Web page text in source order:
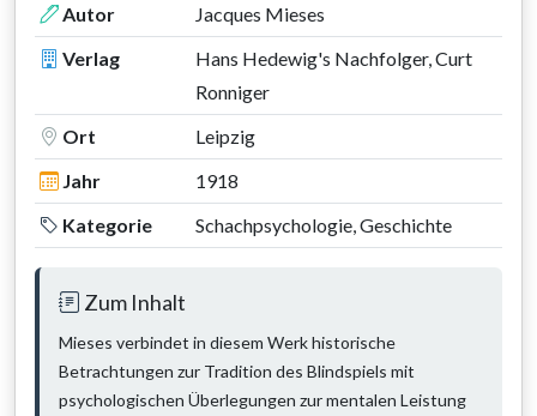
Autor
Jacques Mieses
Verlag
Hans Hedewig's Nachfolger, Curt
Ronniger
Ort
Leipzig
Jahr
1918
Kategorie
Schachpsychologie, Geschichte
Zum Inhalt
Mieses verbindet in diesem Werk historische
Betrachtungen zur Tradition des Blindspiels mit
psychologischen Überlegungen zur mentalen Leistung